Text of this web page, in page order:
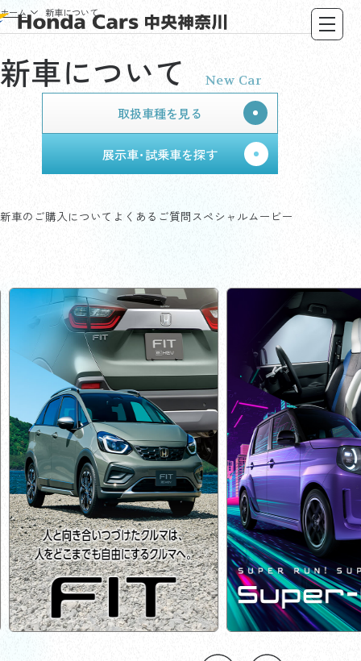
ホーム 新車について
新車について New Car
取扱車種を見る
展示車･試乗車を探す
新車のご購入について よくあるご質問 スペシャルムービー